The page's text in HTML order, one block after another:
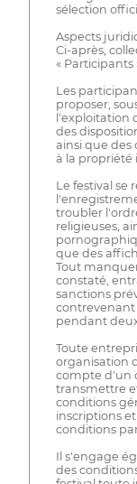
sélection
Aspects
Ci-après,
« Participants
Les
proposer,
l'exploitation
des
ainsi que des
à la propriété
Le festival se
troubler
religieuses,
que des
Tout
constaté,
sanctions
contrevenant
pendant
Toute
organisation
compte d'un
transmettre
conditions
inscriptions
conditions
Il s'engage
des